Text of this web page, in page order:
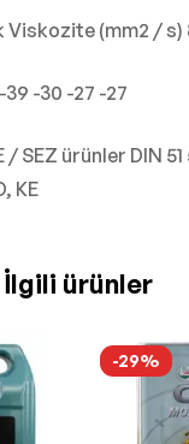
Viskozite (mm2 / s)
39 -30 -27 -27
SEZ ürünler DIN
KE
İlgili ürünler
-29%